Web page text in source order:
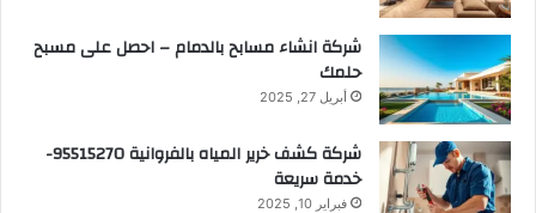
شركة انشاء مسابح بالدمام – احصل على مسبح
حلمك
أبريل 27, 2025
شركة كشف خرير المياه بالفروانية 95515270-
خدمة سريعة
فبراير 10, 2025